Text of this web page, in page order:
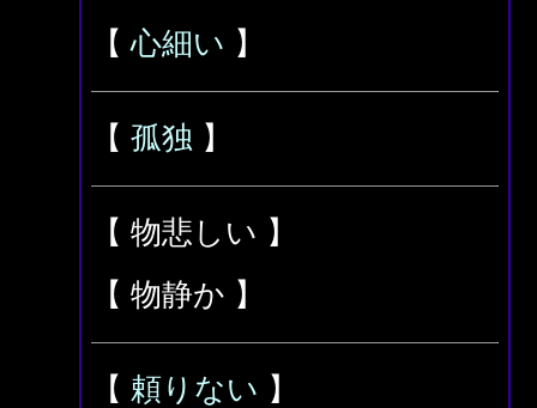
【心細い 】
【 孤独 】
【 物悲しい 】
【 物静か 】
【 頼りない 】